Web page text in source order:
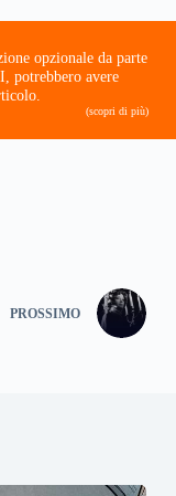
opzionale da parte
potrebbero avere
(scopri di più)
PROSSIMO